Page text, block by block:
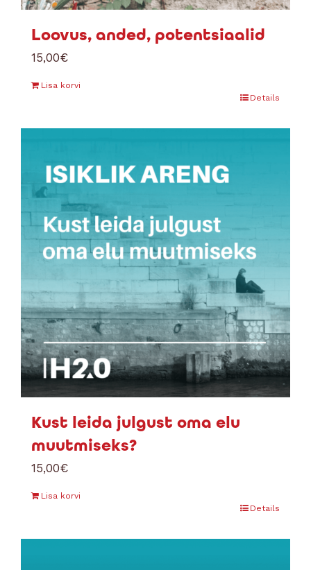
Loovus, anded, potentsiaalid
15,00€
Lisa korvi
Details
Kust leida julgust oma elu
muutmiseks?
15,00€
Lisa korvi
Details